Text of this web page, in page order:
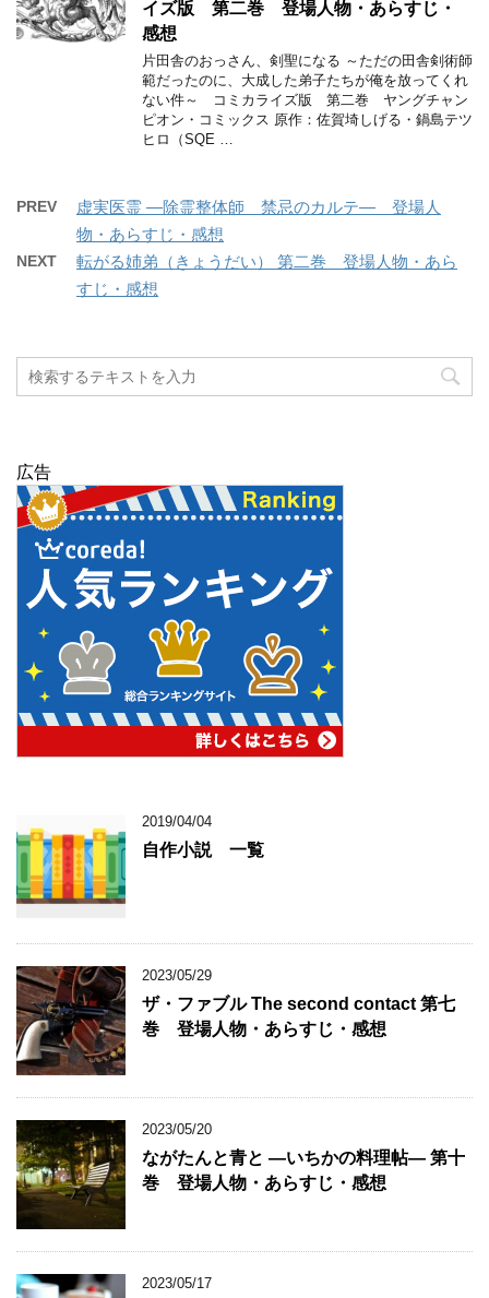
イズ版 第二巻 登場人物・あらすじ・
感想
片田舎のおっさん、剣聖になる ～ただの田舎剣術師
範だったのに、大成した弟子たちが俺を放ってくれ
ない件～ コミカライズ版 第二巻 ヤングチャン
ピオン・コミックス 原作：佐賀埼しげる・鍋島テツ
ヒロ（SQE …
PREV
虚実医霊 ―除霊整体師 禁忌のカルテ― 登場人
物・あらすじ・感想
NEXT
転がる姉弟（きょうだい） 第二巻 登場人物・あら
すじ・感想
広告
2019/04/04
自作小説 一覧
2023/05/29
ザ・ファブル The second contact 第七
巻 登場人物・あらすじ・感想
2023/05/20
ながたんと青と ―いちかの料理帖― 第十
巻 登場人物・あらすじ・感想
2023/05/17